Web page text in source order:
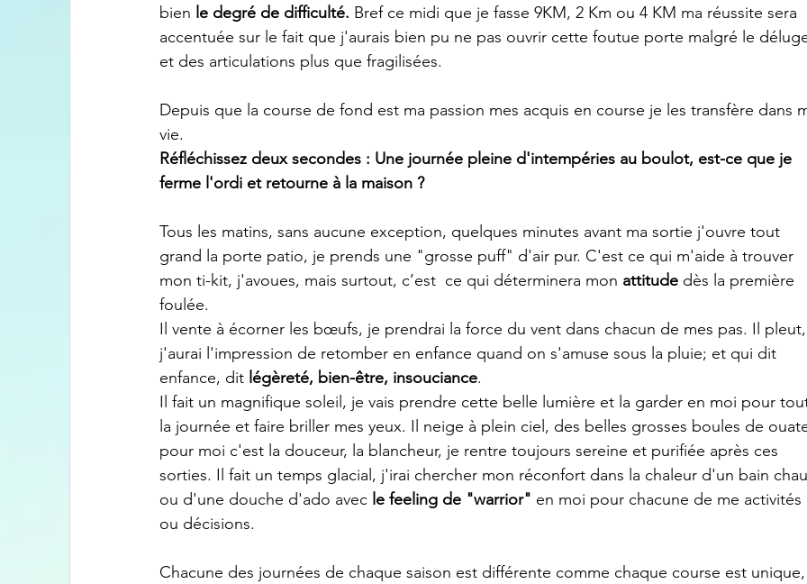
bien le degré de difficulté. Bref ce midi que je fasse 9KM, 2 Km ou 4 KM ma réussite sera
accentuée sur le fait que j'aurais bien pu ne pas ouvrir cette foutue porte malgré le
et des articulations plus que fragilisées.
Depuis que la course de fond est ma passion mes acquis en course je les transfère dans
vie.
Réfléchissez deux secondes : Une journée pleine d'intempéries au boulot, est-ce que je
ferme l'ordi et retourne à la maison ?
Tous les matins, sans aucune exception, quelques minutes avant ma sortie j'ouvre tout
grand la porte patio, je prends une "grosse puff" d'air pur. C'est ce qui m'aide à trouver
mon ti-kit, j'avoues, mais surtout, c’est  ce qui déterminera mon attitude dès la première
foulée.
Il vente à écorner les bœufs, je prendrai la force du vent dans chacun de mes pas. Il
j'aurai l'impression de retomber en enfance quand on s'amuse sous la pluie; et qui dit
enfance, dit légèreté, bien-être, insouciance.
Il fait un magnifique soleil, je vais prendre cette belle lumière et la garder en moi pour
la journée et faire briller mes yeux. Il neige à plein ciel, des belles grosses boules de
pour moi c'est la douceur, la blancheur, je rentre toujours sereine et purifiée après ces
sorties. Il fait un temps glacial, j'irai chercher mon réconfort dans la chaleur d'un bain
ou d'une douche d'ado avec le feeling de "warrior" en moi pour chacune de me activités
ou décisions.
Chacune des journées de chaque saison est différente comme chaque course est